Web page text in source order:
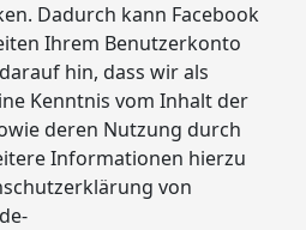
Dadurch kann Facebook
Ihrem Benutzerkonto
hin, dass wir als
Kenntnis vom Inhalt der
deren Nutzung durch
Informationen hierzu
von